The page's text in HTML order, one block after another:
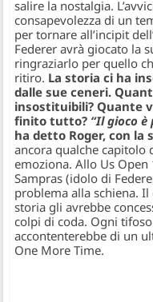
salire la nostalgia.
consapevolezza di un
per tornare all’incipit
Federer avrà giocato la
ringraziarlo per quello
ritiro. La storia ci ha
dalle sue ceneri.
insostituibili? Quante
finito tutto? “Il gioco
ha detto Roger, con la
ancora qualche capitolo
emoziona. Allo Us Open
Sampras (idolo di
problema alla schiena.
storia gli avrebbe
colpi di coda. Ogni
accontenterebbe di un
One More Time.